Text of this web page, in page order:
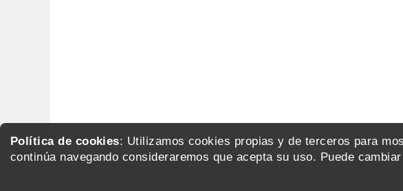
Política de cookies: Utilizamos cookies propias y de terceros para
continúa navegando consideraremos que acepta su uso. Puede